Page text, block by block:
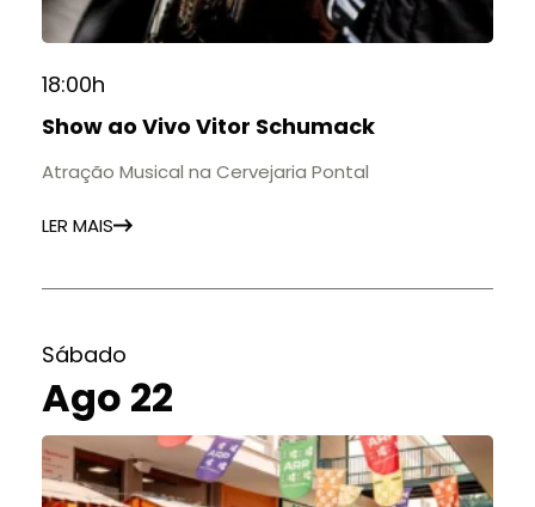
18:00h
Show ao Vivo Vitor Schumack
Atração Musical na Cervejaria Pontal
LER MAIS
Sábado
Ago 22